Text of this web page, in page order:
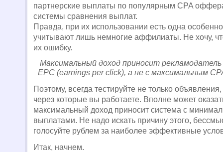
партнерские выплаты по популярным CPA
системы сравнения выплат.
Правда, при их использовании есть одна
учитывают лишь немногие аффилиаты. Не хочу,
их ошибку.
Максимальный доход приносит
EPC (earnings per click), а не с максимальным
Поэтому, всегда тестируйте не только
через которые вы работаете. Вполне может
максимальный доход приносит система с
выплатами. Не надо искать причину этого,
голосуйте рублем за наиболее эффективные
Итак, начнем.